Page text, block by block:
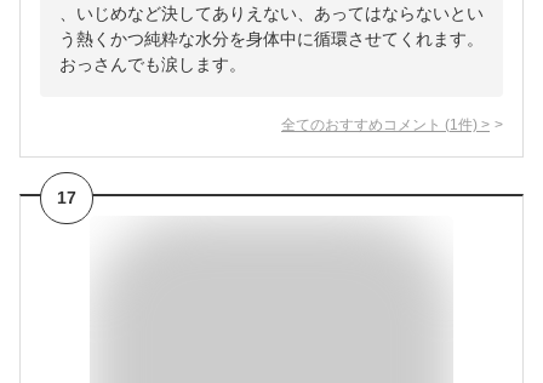
、いじめなど決してありえない、あってはならないとい
う熱くかつ純粋な水分を身体中に循環させてくれます。
おっさんでも涙します。
全てのおすすめコメント (1 件) >
17